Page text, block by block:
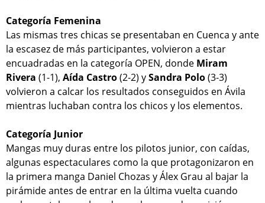
Categoría Femenina
Las mismas tres chicas se presentaban en Cuenca y ante
la escasez de más participantes, volvieron a estar
encuadradas en la categoría OPEN, donde Miram
Rivera (1-1), Aída Castro(2-2) ySandra Polo(3-3)
volvieron a calcar los resultados conseguidos en Ávila
mientras luchaban contra los chicos y los elementos.
Categoría Junior
Mangas muy duras entre los pilotos junior, con caídas,
algunas espectaculares como la que protagonizaron en
la primera manga Daniel Chozas y Álex Grau al bajar la
pirámide antes de entrar en la última vuelta cuando